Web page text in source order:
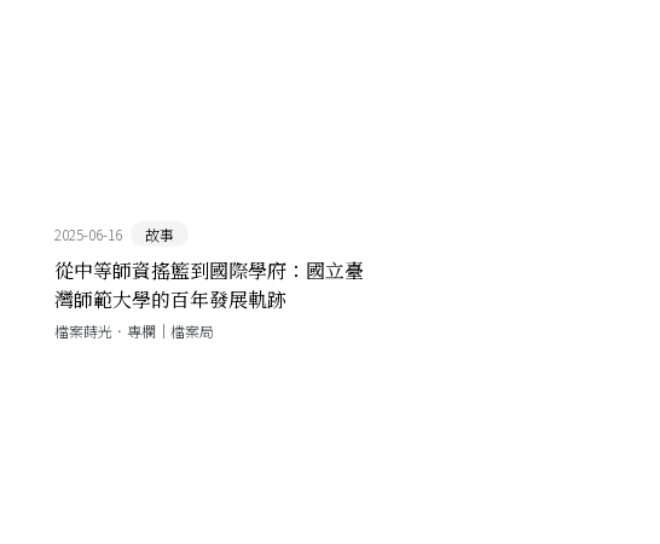
2025-06-16 故事
從中等師資搖籃到國際學府：國立臺
灣師範大學的百年發展軌跡
檔案蒔光．專欄｜檔案局